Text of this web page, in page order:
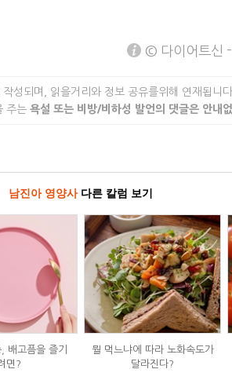
© 다이어트신
성되며, 읽을거리와 정보 공유를위해 연재됩니다.
주는 욕설 또는 비방/비하성 발언의 댓글은 안내
남진아 영양사다른 칼럼 보기
배고픔을 즐기
면?
뭘 먹느냐에 따라 노화속도가
달라진다?